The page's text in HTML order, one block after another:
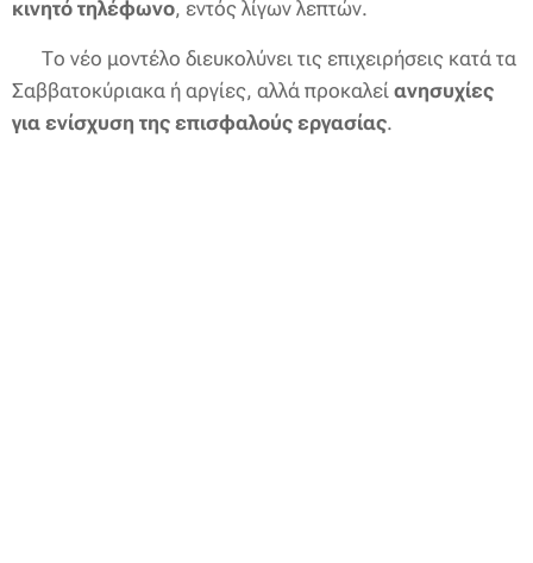
κινητό τηλέφωνο, εντός λίγων λεπτών.
➡️ Το νέο μοντέλο διευκολύνει τις επιχειρήσεις κατά τα
Σαββατοκύριακα ή αργίες, αλλά προκαλεί ανησυχίες
για ενίσχυση της επισφαλούς εργασίας.